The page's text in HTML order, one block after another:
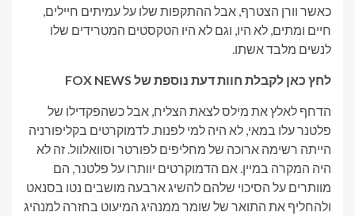
כאשר וורן הצטרף, אבל ההתקפות שלו על עמיתים חיילים,
חיים ומתים, לא היו, וגם לא היו הטקסטים המטרידים שלו
לנשים מלבד אשתו.
לחץ כאן לקבלת חוות דעת נוספת של FOX NEWS
הדחף לאלץ את מילס לצאת הצליח, אבל כשהפקדילו של
פלטנר עלו במאי, לא היה למי לפנות. לדמוקרטים בקליפורניה
הייתה רשימה ארוכה של מחליפים לפורטר וסוואלוול. זה לא
היה המקרה במיין. אם הדמוקרטים יוותרו על פלטנר, הם
מוותרים על הסיכוי שלהם להשיג ארבעה מושבים נטו בסנאט
ולהחליף את התואר של שומר ממנהיג המיעוט בחזרה למנהיג